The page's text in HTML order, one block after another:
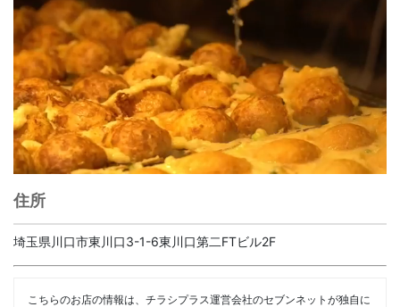
住所
埼玉県川口市東川口3-1-6東川口第二FTビル2F
こちらのお店の情報は、チラシプラス運営会社のセブンネットが独自に